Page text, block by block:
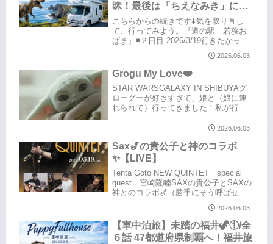
昧！最後は「ちえなみき」に感
動📚
こちらからの続きです⬇️気を取り直し
て、行ってみよう。『道の駅 若狭お
ばま』◾️２日目 2026/3/19行きたかった
蘇洞門めぐりは運行停止で残念でした
が、また次回に期待して、気を取り直
して進みましょう！とてもきれいな道
の駅です目移りしっぱ...
2026.06.03
Grogu My Love❤️
STAR WARSGALAXY IN SHIBUYAグ
ローグーが好きすぎて、娘と（娘に連
れられて）行ってきました！私が行っ
TSUTAYAにて。1Fはマンダロリアンフ
て...
2026.06.03
Sax🎷の貴公子と神のコラボ
✨【LIVE】
Tenta Goto NEW QUINTET special
guest 宮崎隆睦SAXの貴公子とSAXの
神とのコラボ🎷（勝手にそう呼ばせて
もらっている）NEW QUINTETのLIVE
は2回目赤坂のB-flat私もかなりの方向
音痴なんです...
2026.06.03
【車中泊旅】未踏の福井🦖①/全
６話 47都道府県制覇へ！福井旅